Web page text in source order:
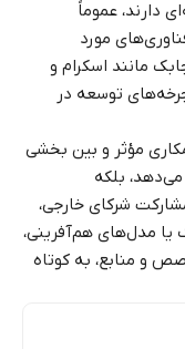
دارند، عموماً
مورد
مانند اسکرام و
توسعه در
مؤثر و بین بخشی
بلکه
شرکای خارجی،
یا مدل‌های هم‌آفرینی،
و منابع، به کوتاه